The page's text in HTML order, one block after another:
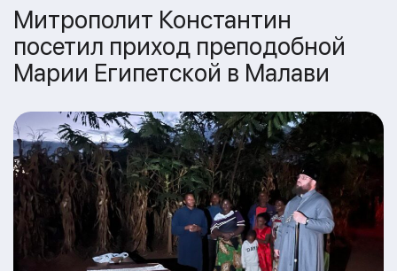
Митрополит Константин
посетил приход преподобной
Марии Египетской в Малави